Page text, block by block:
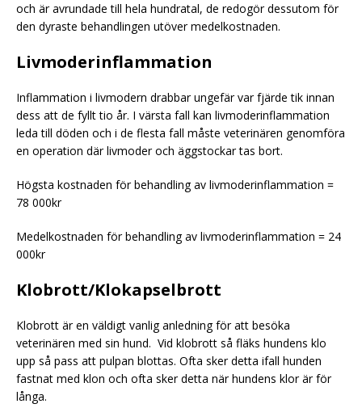
och är avrundade till hela hundratal, de redogör dessutom för
den dyraste behandlingen utöver medelkostnaden.
Livmoderinflammation
Inflammation i livmodern drabbar ungefär var fjärde tik innan
dess att de fyllt tio år. I värsta fall kan livmoderinflammation
leda till döden och i de flesta fall måste veterinären genomföra
en operation där livmoder och äggstockar tas bort.
Högsta kostnaden för behandling av livmoderinflammation =
78 000kr
Medelkostnaden för behandling av livmoderinflammation = 24
000kr
Klobrott/Klokapselbrott
Klobrott är en väldigt vanlig anledning för att besöka
veterinären med sin hund. Vid klobrott så fläks hundens klo
upp så pass att pulpan blottas. Ofta sker detta ifall hunden
fastnat med klon och ofta sker detta när hundens klor är för
långa.